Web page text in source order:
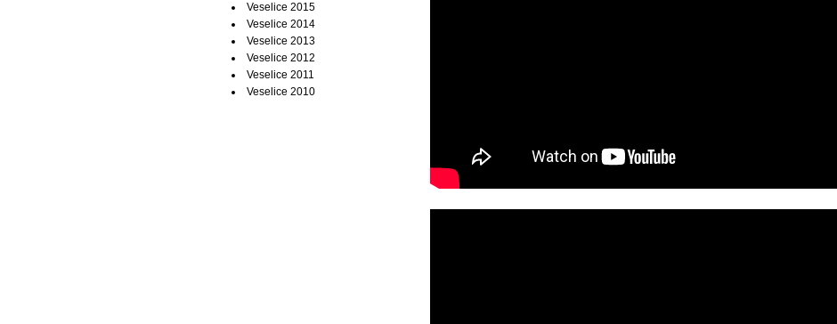
Veselice 2015
Veselice 2014
Veselice 2013
Veselice 2012
Veselice 2011
Veselice 2010